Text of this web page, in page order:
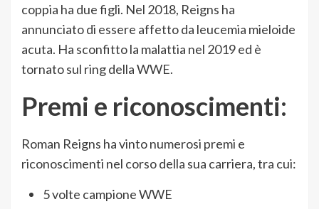
coppia ha due figli. Nel 2018, Reigns ha
annunciato di essere affetto da leucemia mieloide
acuta. Ha sconfitto la malattia nel 2019 ed è
tornato sul ring della WWE.
Premi e riconoscimenti:
Roman Reigns ha vinto numerosi premi e
riconoscimenti nel corso della sua carriera, tra cui:
5 volte campione WWE